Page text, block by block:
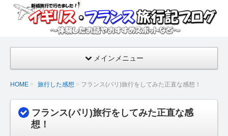
イギ
ンス
旅行
ログ
【新
婚旅
メインメニュー
HOME 旅行した感想 フランス(パリ)旅行をしてみた正直な感想！
フランス(パリ)旅行をしてみた正直な感
想！